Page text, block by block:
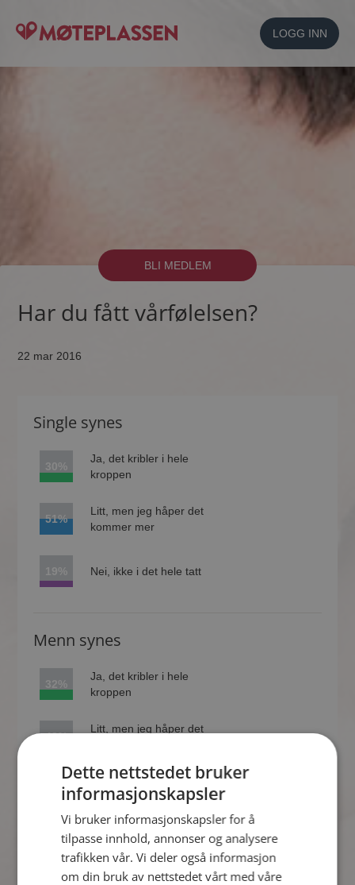
LOGG INN
BLI MEDLEM
Har du fått vårfølelsen?
22 mar 2016
Single synes
30%
Ja, det kribler i hele
kroppen
51%
Litt, men jeg håper det
kommer mer
19% Nei, ikke i det hele tatt
Menn synes
32%
Ja, det kribler i hele
kroppen
48%
Litt, men jeg håper det
20% Nei, ikke i det hele tatt
Kvinner synes
Dette nettstedet bruker
informasjonskapsler
Vi bruker informasjonskapsler for å
tilpasse innhold, annonser og analysere
trafikken vår. Vi deler også informasjon
om din bruk av nettstedet vårt med våre